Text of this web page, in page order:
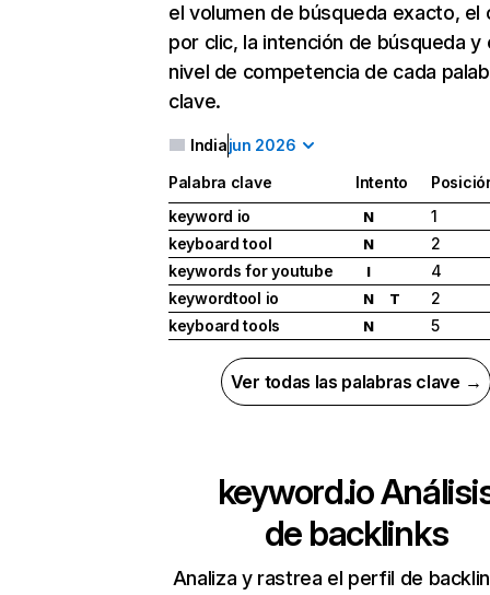
el volumen de búsqueda exacto, el
por clic, la intención de búsqueda y
nivel de competencia de cada
clave.
Indiajun 2026
Palabra clave Intento
keyword io
N
1
keyboard tool
N
2
keywords for youtube
I
4
keywordtool io
N T
2
keyboard tools
N 5
Ver todas las palabras clave →
keyword.io
de backlinks
Analiza y rastrea el perfil de